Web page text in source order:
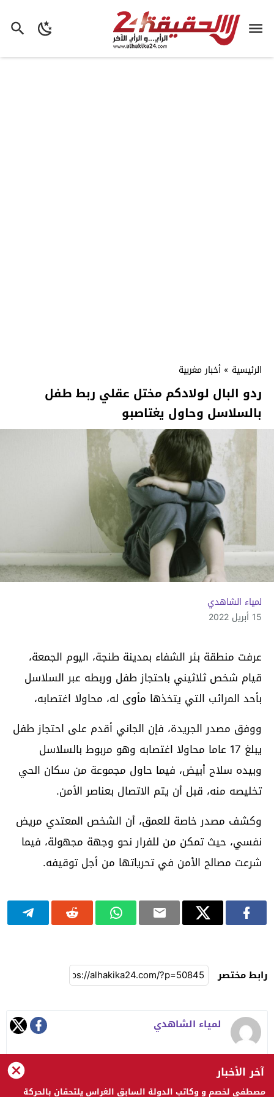
الرئيسية » أخبار مغربية
ردو البال لولادكم مختل عقلي ربط طفل
بالسلاسل وحاول يغتاصبو
لمياء الشاهدي
15 أبريل 2022
عرفت منطقة بئر الشفاء بمدينة طنجة، اليوم الجمعة،
قيام شخص ثلاثيني باحتجاز طفل وربطه عبر السلاسل
بأحد المرائب التي يتخذها مأوى له، محاولا اغتصابه،
ووفق مصدر الجريدة، فإن الجاني أقدم على احتجاز طفل
يبلغ 17 عاما محاولا اغتصابه وهو مربوط بالسلاسل
وبيده سلاح أبيض، فيما حاول مجموعة من سكان الحي
تخليصه منه، قبل أن يتم الاتصال بعناصر الأمن.
وكشف مصدر خاصة للعمق، أن الشخص المعتدي مريض
نفسي، حيث تمكن من للفرار نحو وجهة مجهولة، فيما
شرعت مصالح الأمن في تحرياتها من أجل توقيفه.
رابط مختصر
لمياء الشاهدي
آخر الأخبار
مصطفى لخصم و وكاتب الدولة السابق الغراس يلتحقان بالحركة